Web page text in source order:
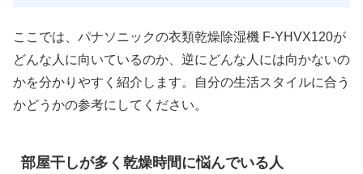
ここでは、パナソニックの衣類乾燥除湿機 F-YHVX120が
どんな人に向いているのか、逆にどんな人には向かないの
かを分かりやすく紹介します。自分の生活スタイルに合う
かどうかの参考にしてください。
部屋干しが多く乾燥時間に悩んでいる人